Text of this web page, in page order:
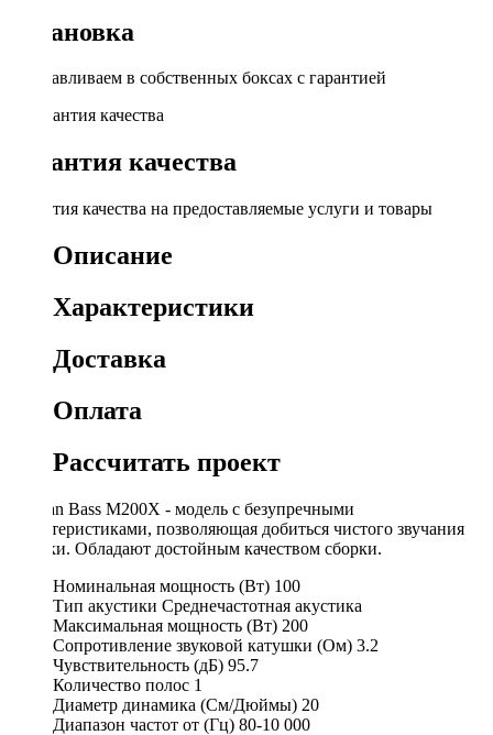
Установка
Устанавливаем в собственных боксах с гарантией
Гарантия качества
Гарантия качества на предоставляемые услуги и товары
Описание
Характеристики
Доставка
Оплата
Рассчитать проект
Russian Bass M200X - модель с безупречными
характеристиками, позволяющая добиться чистого звучания
музыки. Обладают достойным качеством сборки.
Номинальная мощность (Вт) 100
Тип акустики Среднечастотная акустика
Максимальная мощность (Вт) 200
Сопротивление звуковой катушки (Ом) 3.2
Чувствительность (дБ) 95.7
Количество полос 1
Диаметр динамика (См/Дюймы) 20
Диапазон частот от (Гц) 80-10 000